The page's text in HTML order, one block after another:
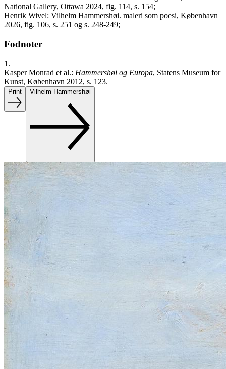
National Gallery, Ottawa 2024, fig. 114, s. 154;
Henrik Wivel: Vilhelm Hammershøi. maleri som poesi, København
2026, fig. 106, s. 251 og s. 248-249;
Fodnoter
1.
Kasper Monrad et al.: Hammershøi og Europa, Statens Museum for
Kunst, København 2012, s. 123.
Print Vilhelm Hammershøi